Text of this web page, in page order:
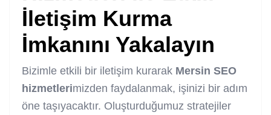
İletişim Kurma
İmkanını Yakalayın
Bizimle etkili bir iletişim kurarak Mersin SEO
hizmetlerimizden faydalanmak, işinizi bir adım
öne taşıyacaktır. Oluşturduğumuz stratejiler